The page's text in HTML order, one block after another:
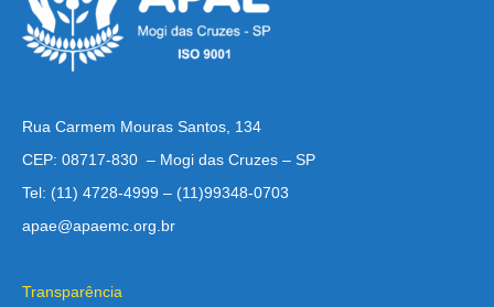
Rua Carmem Mouras Santos, 134
CEP: 08717-830 – Mogi das Cruzes – SP
Tel: (11) 4728-4999 – (11)99348-0703
apae@apaemc.org.br
Transparência